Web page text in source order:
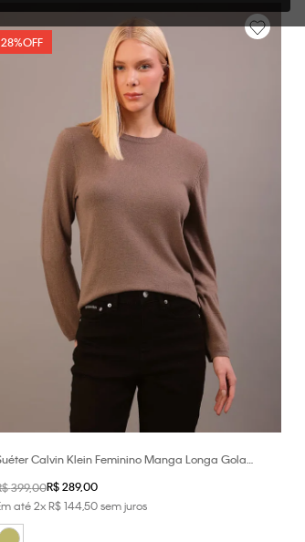
28%OFF
Calvin Klein Feminino Manga Longa Gola
399,00R$ 289,00
até2xR$ 144,50sem juros